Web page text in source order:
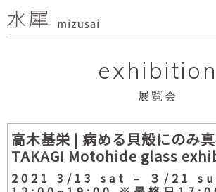
exhibition
展覧会
高木基栄 | 病める貝殻にのみ
TAKAGI Motohide glass
2021 3/13 sat – ３/21